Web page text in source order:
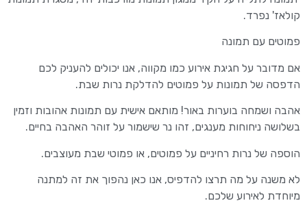
קולאז' נפרד.
פמוטים עם תמונה
אם מדובר על חגיגת אירוע כמו מקווה, אנו יכולים להעניק לכם
הדפסה של תמונות על פמוטים להדלקת נרות שבת.
אהבה ושמחה בוערות באור! מותאם אישית עם תמונות אהובות וזמין
בשלושה ניחוחות מענגים, זהו נר שישמור על זוהר האהבה בחיים.
הוספה של נרות רחיניים על פמוטים, או פמוטי שבת מעוצבים.
לא משנה על מה תרצו להדפיס, אנו כאן נהפוך את זה למתנה
מיוחדת לאירוע שלכם.